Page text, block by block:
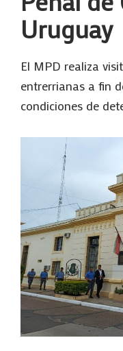
Uruguay
El MPD realiza
entrerrianas a fin
condiciones de